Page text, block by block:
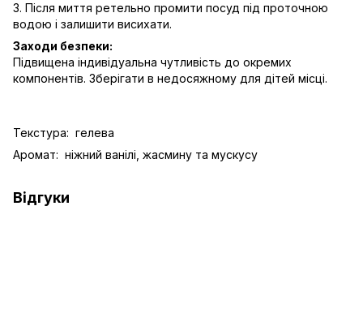
3. Після миття ретельно промити посуд під проточною
водою і залишити висихати.
Заходи безпеки:
Підвищена індивідуальна чутливість до окремих
компонентів. Зберігати в недосяжному для дітей місці.
Текстура: гелева
Аромат: ніжний ванілі, жасмину та мускусу
Відгуки